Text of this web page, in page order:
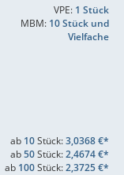
VPE: 1 Stück
MBM: 10 Stück und
Vielfache
ab 10Stück:3,0368 €*
ab50Stück:2,4674 €*
ab 100Stück:2,3725 €*